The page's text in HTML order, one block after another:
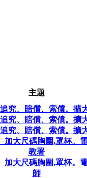
主題
究、賠償、索償。擴
究、賠償、索償。擴
究、賠償、索償。擴
大尺碼胸圍,罩杯。
教署
大尺碼胸圍,罩杯。
師